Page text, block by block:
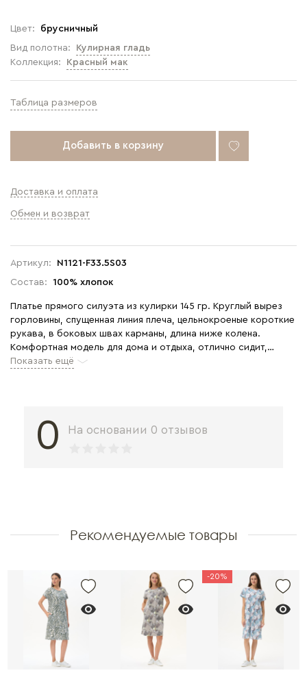
Артикул:
N1121-F33.5S03
Состав:
100% хлопок
Платье прямого силуэта из кулирки 145 гр. Круглый вырез
горловины, спущенная линия плеча, цельнокроеные короткие
рукава, в боковых швах карманы, длина ниже колена.
Комфортная модель для дома и отдыха, отлично сидит,
подходит на любой тип фигуры. Рост модели 175 см
Показать ещё
Коллекция: Красный мак
Вид полотна: Кулирная гладь
Цвет: брусничный
Таблица размеров
Добавить в корзину
Доставка и оплата
Обмен и возврат
0 На основании 0 отзывов
Рекомендуемые товары
-20%